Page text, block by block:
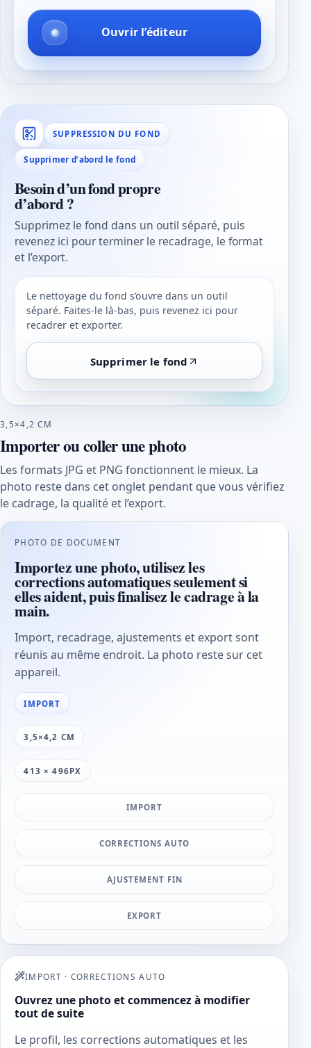
Ouvrir l’éditeur
SUPPRESSION DU FOND
Supprimer d’abord le fond
Besoin d’un fond propre
d’abord ?
Supprimez le fond dans un outil séparé, puis
revenez ici pour terminer le recadrage, le format
et l’export.
Le nettoyage du fond s’ouvre dans un outil
séparé. Faites-le là-bas, puis revenez ici pour
recadrer et exporter.
Supprimer le fond
3,5×4,2 CM
Importer ou coller une photo
Les formats JPG et PNG fonctionnent le mieux. La
photo reste dans cet onglet pendant que vous vérifiez
le cadrage, la qualité et l’export.
PHOTO DE DOCUMENT
Importez une photo, utilisez les
corrections automatiques seulement si
elles aident, puis finalisez le cadrage à la
main.
Import, recadrage, ajustements et export sont
réunis au même endroit. La photo reste sur cet
appareil.
IMPORT
3,5×4,2 CM
413 × 496PX
IMPORT
CORRECTIONS AUTO
AJUSTEMENT FIN
EXPORT
IMPORT · CORRECTIONS AUTO
Ouvrez une photo et commencez à modifier
tout de suite
Le profil, les corrections automatiques et les